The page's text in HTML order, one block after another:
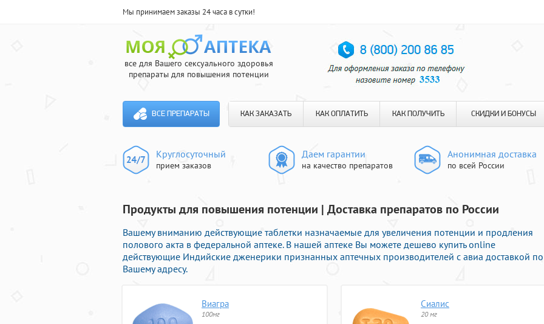
Мы принимаем заказы 24 часа в сутки!
все для Вашего сексуального здоровья
препараты для повышения потенции
ВСЕ ПРЕПАРАТЫ КАК ЗАКАЗАТЬ КАК ОПЛАТИТЬ КАК ПОЛУЧИТЬ СКИДКИ И БОНУСЫ
Круглосуточный
прием заказов
Даем гарантии
на качество препаратов
Анонимная доставка
по всей России
Продукты для повышения потенции | Доставка препаратов по России
Вашему вниманию действующие таблетки назначаемые для увеличения потенции и продления
полового акта в федеральной аптеке. В нашей аптеке Вы можете дешево купить online
действующие Индийские дженерики признанных аптечных производителей с авиа доставкой по
Вашему адресу.
Виагра
100мг
Сиалис
20 мг